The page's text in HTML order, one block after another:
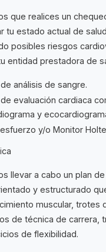
que realices un
tu estado actual de
posibles riesgos
entidad prestadora de
análisis de sangre.
evaluación cardiaca
y
y/o Monitor
llevar a cabo un plan de
y estructurado
muscular, trotes
de técnica de carrera,
de flexibilidad.